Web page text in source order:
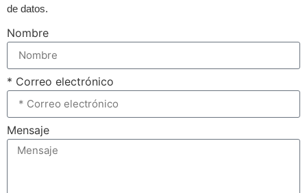
de datos.
Nombre
* Correo electrónico
Mensaje